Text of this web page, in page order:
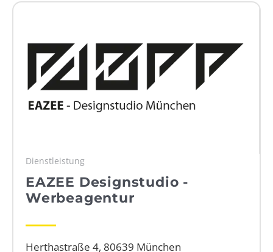
Dienstleistung
EAZEE Designstudio -
Werbeagentur
Herthastraße 4, 80639 München